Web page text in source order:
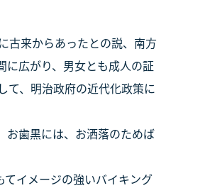
古来からあったとの説、南方
に広がり、男女とも成人の証
て、明治政府の近代化政策に
お歯黒には、お洒落のためば
イメージの強いバイキング